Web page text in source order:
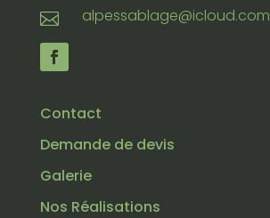
 alpessablage@icloud.com
Contact
Demande de devis
Galerie
Nos Réalisations